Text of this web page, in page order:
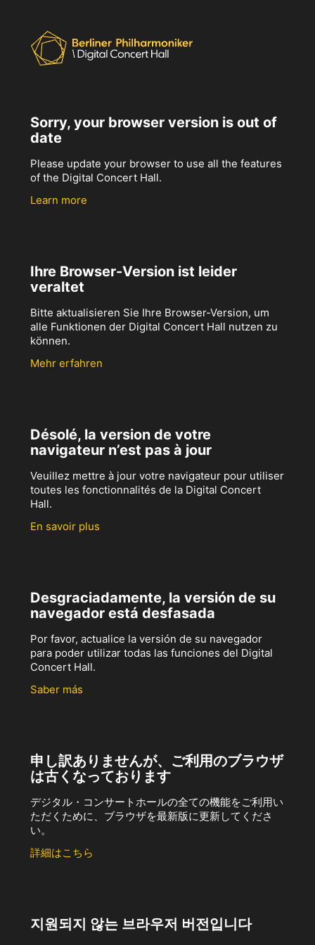
Sorry, your browser version is out of
date
Please update your browser to use all the features
of the Digital Concert Hall.
Learn more
Ihre Browser-Version ist leider
veraltet
Bitte aktualisieren Sie Ihre Browser-Version, um
alle Funktionen der Digital Concert Hall nutzen zu
können.
Mehr erfahren
Désolé, la version de votre
navigateur n’est pas à jour
Veuillez mettre à jour votre navigateur pour utiliser
toutes les fonctionnalités de la Digital Concert
Hall.
En savoir plus
Desgraciadamente, la versión de su
navegador está desfasada
Por favor, actualice la versión de su navegador
para poder utilizar todas las funciones del Digital
Concert Hall.
Saber más
申し訳ありませんが、ご利用のブラウザ
は古くなっております
デジタル・コンサートホールの全ての機能をご利用い
ただくために、ブラウザを最新版に更新してくださ
い。
詳細はこちら
지원되지 않는 브라우저 버전입니다